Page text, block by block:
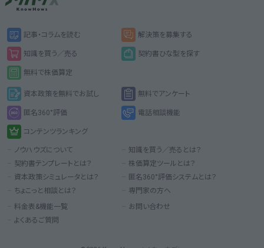
記事・コラムを読む 解決策を募集する
知識を買う／売る 契約書ひな型を探す
無料で株価算定
資本政策を無料でお試し 無料でアンケート
匿名360°評価 電話相談機能
コンテンツランキング
ノウハウズについて
知識を買う／売るとは？
契約書テンプレートとは？
株価算定ツールとは？
資本政策シミュレータとは？
匿名360°評価システムとは？
ちょこっと相談とは？
専門家の方へ
料金表&機能一覧
お問い合わせ
よくあるご質問